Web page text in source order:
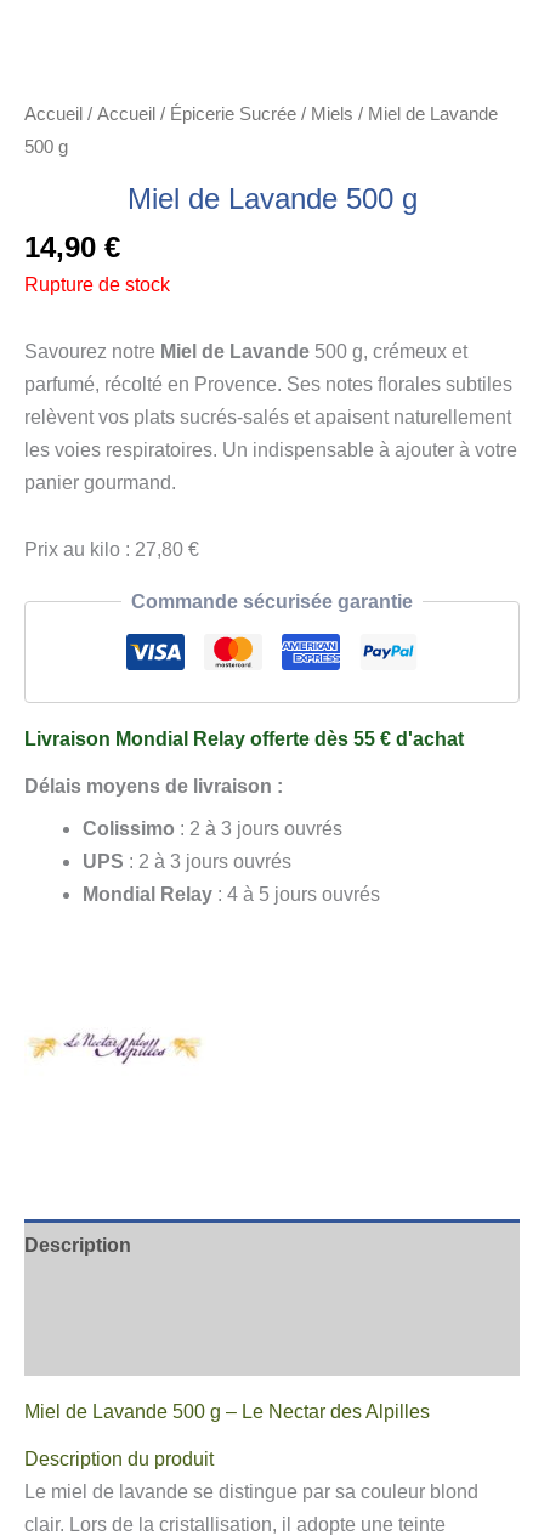
Accueil / Accueil / Épicerie Sucrée / Miels / Miel de Lavande
500 g
Miel de Lavande 500 g
14,90 €
Rupture de stock
Savourez notre Miel de Lavande 500 g, crémeux et
parfumé, récolté en Provence. Ses notes florales subtiles
relèvent vos plats sucrés-salés et apaisent naturellement
les voies respiratoires. Un indispensable à ajouter à votre
panier gourmand.
Prix au kilo : 27,80 €
Commande sécurisée garantie
Livraison Mondial Relay offerte dès 55 € d'achat
Délais moyens de livraison :
Colissimo : 2 à 3 jours ouvrés
UPS : 2 à 3 jours ouvrés
Mondial Relay : 4 à 5 jours ouvrés
Description
Miel de Lavande 500 g – Le Nectar des Alpilles
Description du produit
Le miel de lavande se distingue par sa couleur blond
clair. Lors de la cristallisation, il adopte une teinte